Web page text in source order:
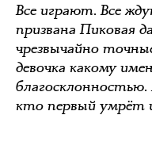
Все играют. Все
призвана Пиковая
чрезвычайно
девочка какому
кто первый умрёт